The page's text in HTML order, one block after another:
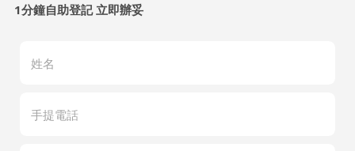
1分鐘自助登記 立即辦妥